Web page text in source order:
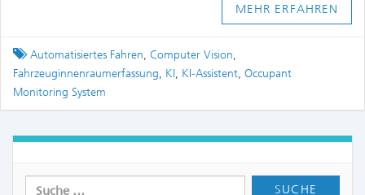
MEHR ERFAHREN
Tagged
Automatisiertes Fahren, Computer Vision,
Fahrzeuginnenraumerfassung, KI, KI-Assistent, Occupant
Monitoring System